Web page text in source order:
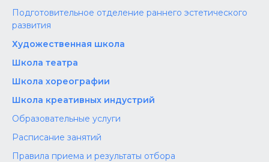
Подготовительное отделение раннего эстетического
развития
Художественная школа
Школа‌‌‌‌ театра
Школа хореографии
Школа креативных индустрий
Образовательные услуги
Расписание занятий
Правила приема и результаты отбора